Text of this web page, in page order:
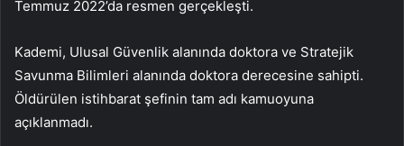
Temmuz 2022’da resmen gerçekleşti.
Kademi, Ulusal Güvenlik alanında doktora ve Stratejik
Savunma Bilimleri alanında doktora derecesine sahipti.
Öldürülen istihbarat şefinin tam adı kamuoyuna
açıklanmadı.